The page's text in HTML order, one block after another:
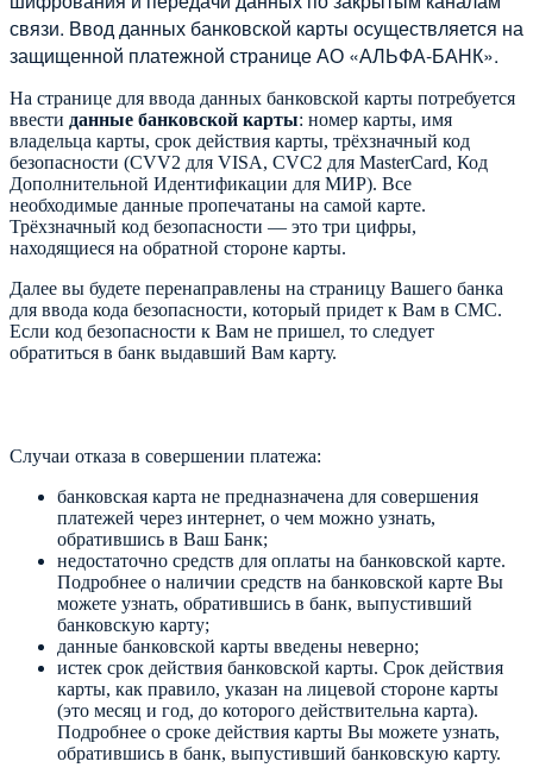
связи. Ввод данных банковской карты осуществляется на
защищенной платежной странице АО «АЛЬФА-БАНК».
На странице для ввода данных банковской карты потребуется
ввести данные банковской карты: номер карты, имя
владельца карты, срок действия карты, трёхзначный код
безопасности (CVV2 для VISA, CVC2 для MasterCard, Код
Дополнительной Идентификации для МИР). Все
необходимые данные пропечатаны на самой карте.
Трёхзначный код безопасности — это три цифры,
находящиеся на обратной стороне карты.
Далее вы будете перенаправлены на страницу Вашего банка
для ввода кода безопасности, который придет к Вам в СМС.
Если код безопасности к Вам не пришел, то следует
обратиться в банк выдавший Вам карту.
Случаи отказа в совершении платежа:
банковская карта не предназначена для совершения
платежей через интернет, о чем можно узнать,
обратившись в Ваш Банк;
недостаточно средств для оплаты на банковской карте.
Подробнее о наличии средств на банковской карте Вы
можете узнать, обратившись в банк, выпустивший
банковскую карту;
данные банковской карты введены неверно;
истек срок действия банковской карты. Срок действия
карты, как правило, указан на лицевой стороне карты
(это месяц и год, до которого действительна карта).
Подробнее о сроке действия карты Вы можете узнать,
обратившись в банк, выпустивший банковскую карту.